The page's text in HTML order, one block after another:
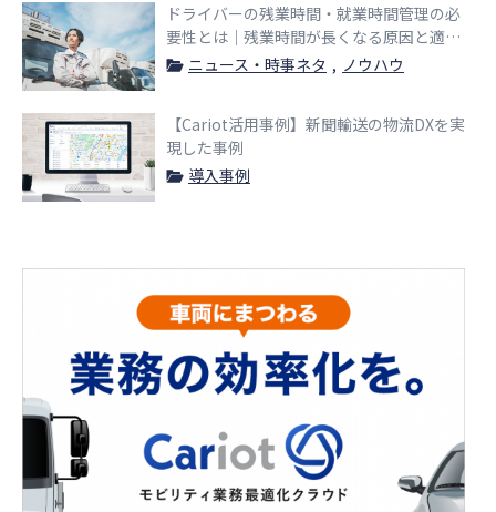
ドライバーの残業時間・就業時間管理の必
要性とは｜残業時間が長くなる原因と適切
な管理方法をご紹介
ニュース・時事ネタ ノウハウ
【Cariot活用事例】新聞輸送の物流DXを実
現した事例
導入事例